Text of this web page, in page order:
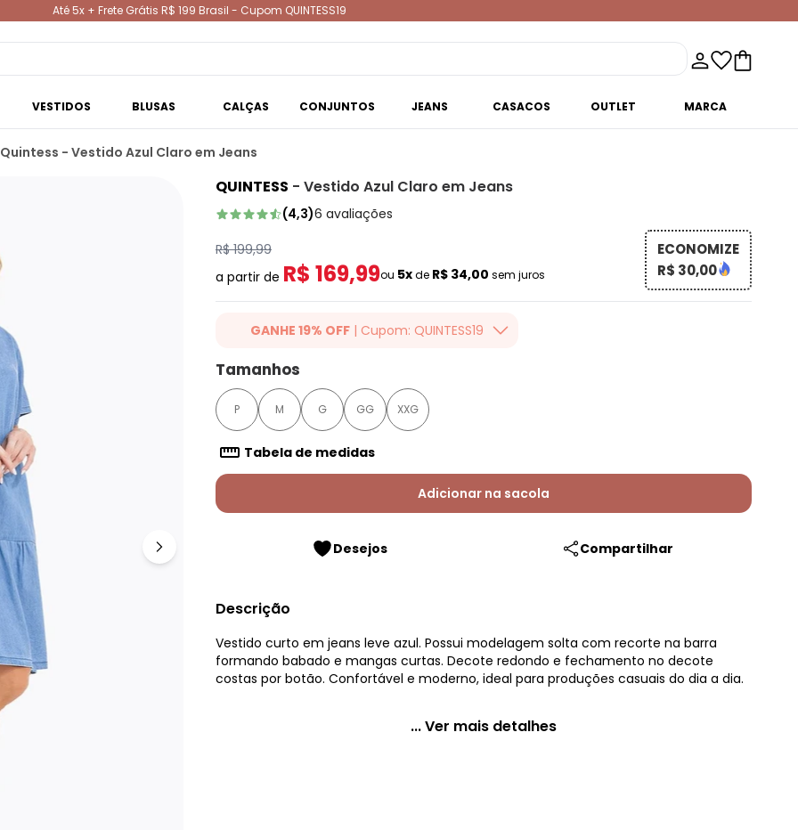
Até 5x + Frete Grátis R$ 199 Brasil - Cupom QUINTESS19
VESTIDOS BLUSAS CALÇAS CONJUNTOS JEANS CASACOS OUTLET MARCA
Quintess - Vestido Azul Claro em Jeans
QUINTESS - Vestido Azul Claro em Jeans
(4,3)6 avaliações
R$ 199,99
a partir de R$ 169,99ou 5xde R$ 34,00 sem juros
ECONOMIZE
R$ 30,00
GANHE 19% OFF | Cupom: QUINTESS19
Ganhe 19% OFF Extra em qualquer valor, usando o
cupom: QUINTESS19. Válido para toda loja Quintess,
até 07/08/2026.
Tamanhos
P M G GG XXG
Tabela de medidas
Adicionar na sacola
Desejos Compartilhar
Descrição
Vestido curto em jeans leve azul. Possui modelagem solta com recorte na barra
formando babado e mangas curtas. Decote redondo e fechamento no decote
costas por botão. Confortável e moderno, ideal para produções casuais do dia a dia.
... Ver mais detalhes